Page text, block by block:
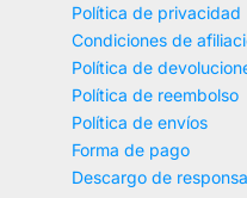
Política de privacidad
Condiciones de
Política de
Política de reembolso
Política de envíos
Forma de pago
Descargo de